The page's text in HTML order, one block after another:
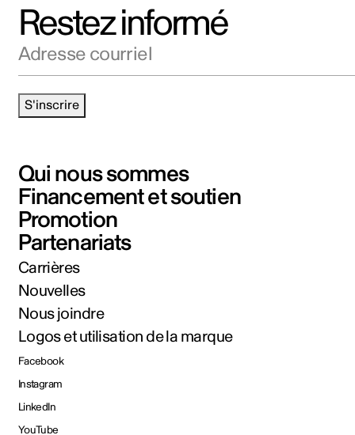
Restez informé
S'inscrire
Qui nous sommes
Financement et soutien
Promotion
Partenariats
Carrières
Nouvelles
Nous joindre
Logos et utilisation de la marque
Facebook
Instagram
LinkedIn
YouTube